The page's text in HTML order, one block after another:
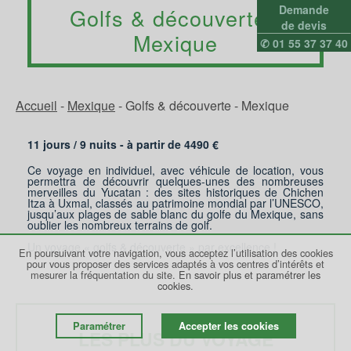
Demande
de devis
✆ 01 55 37 37 40
Golfs & découverte -
Mexique
Accueil - Mexique-Golfs & découverte - Mexique
11 jours / 9 nuits - à partir de 4490 €
Ce voyage en individuel, avec véhicule de location, vous
permettra de découvrir quelques-unes des nombreuses
merveilles du Yucatan : des sites historiques de Chichen
Itza à Uxmal, classés au patrimoine mondial par l’UNESCO,
jusqu’aux plages de sable blanc du golfe du Mexique, sans
oublier les nombreux terrains de golf.
Un voyage « golfs & découverte » par excellence !
LES PLUS DU VOYAGE
En poursuivant votre navigation, vous acceptez l’utilisation des cookies
pour vous proposer des services adaptés à vos centres d’intérêts et
mesurer la fréquentation du site. En savoir plus et paramétrer les
cookies.
Paramétrer Accepter les cookies